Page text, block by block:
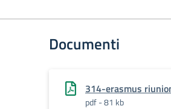
Documenti
314-erasmus
pdf - 81 kb